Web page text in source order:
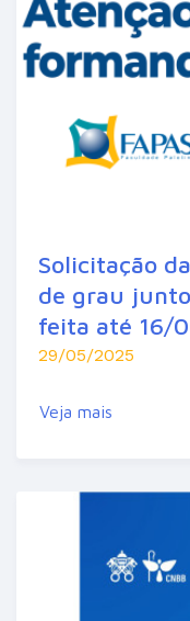
Solicitação
de grau junto
feita até 16/
29/05/2025
Veja mais